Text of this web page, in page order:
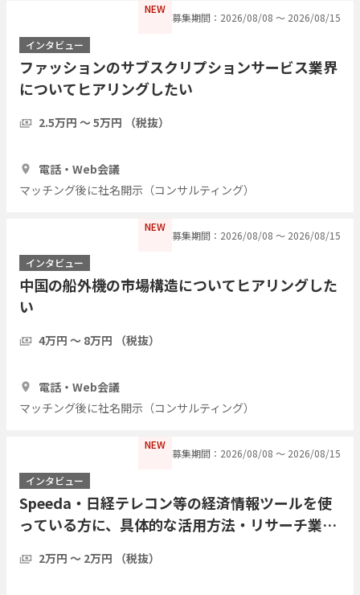
NEW
募集期間：2026/08/08 〜 2026/08/15
インタビュー
ファッションのサブスクリプションサービス業界
についてヒアリングしたい
2.5万円 〜 5万円 （税抜）
電話・Web会議
マッチング後に社名開示（コンサルティング）
NEW
募集期間：2026/08/08 〜 2026/08/15
インタビュー
中国の船外機の市場構造についてヒアリングした
い
4万円 〜 8万円 （税抜）
電話・Web会議
マッチング後に社名開示（コンサルティング）
NEW
募集期間：2026/08/08 〜 2026/08/15
インタビュー
Speeda・日経テレコン等の経済情報ツールを使
っている方に、具体的な活用方法・リサーチ業務
2万円 〜 2万円 （税抜）